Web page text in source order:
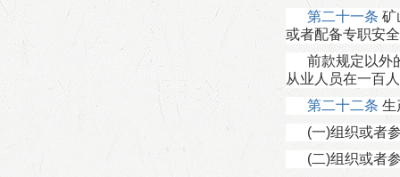
第二十一条 矿
或者配备专职安
前款规定以外
从业人员在一百
第二十二条 生
(一)组织或者
(二)组织或者